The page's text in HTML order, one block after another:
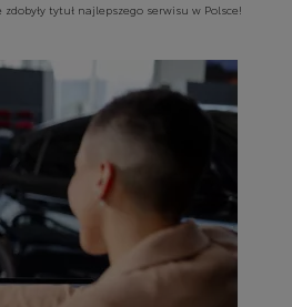
tytuł najlepszego serwisu w Polsce!